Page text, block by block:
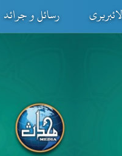
رسائل و جرائد